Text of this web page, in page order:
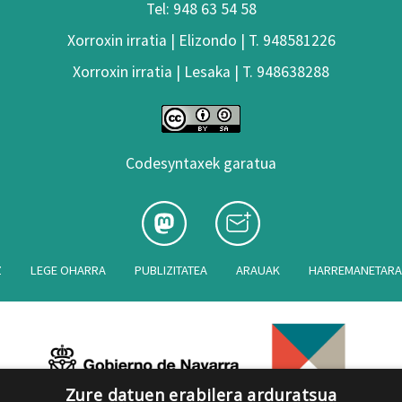
Tel: 948 63 54 58
Xorroxin irratia | Elizondo | T. 948581226
Xorroxin irratia | Lesaka | T. 948638288
Codesyntaxek garatua
LEGE OHARRA PUBLIZITATEA ARAUAK
Zure datuen erabilera arduratsua